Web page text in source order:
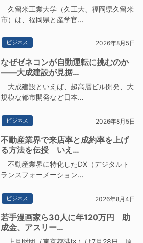
久留米工業大学（久工大、福岡県久留米
市）は、福岡県と産学官…
ビジネス 2026年8月5日
なぜゼネコンが自動運転に挑むのか
――大成建設が見据…
大成建設といえば、超高層ビル開発、大
規模な都市開発など日本…
ビジネス 2026年8月5日
不動産業界で来店率と成約率を上げ
る方法を伝授 いえ…
不動産業界に特化したDX（デジタルト
ランスフォーメーション…
ビジネス 2026年8月4日
若手漫画家ら30人に年120万円 助
成金、アスリー…